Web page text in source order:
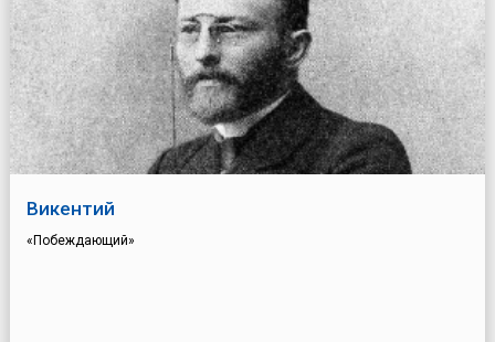
Викентий
«Побеждающий»